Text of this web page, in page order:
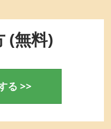
(無料)
る >>